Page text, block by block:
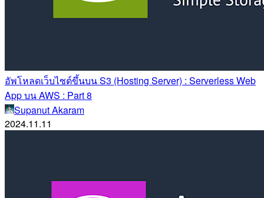
อัพโหลดเว็บไซต์ขึ้นบน S3 (Hosting Server) : Serverless Web
App บน AWS : Part 8
Supanut Akaram
2024.11.11